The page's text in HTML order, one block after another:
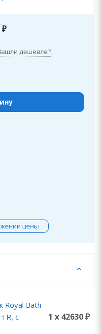
₽
дешевле?
цены
Royal Bath
R, с
1 x 42630 ₽